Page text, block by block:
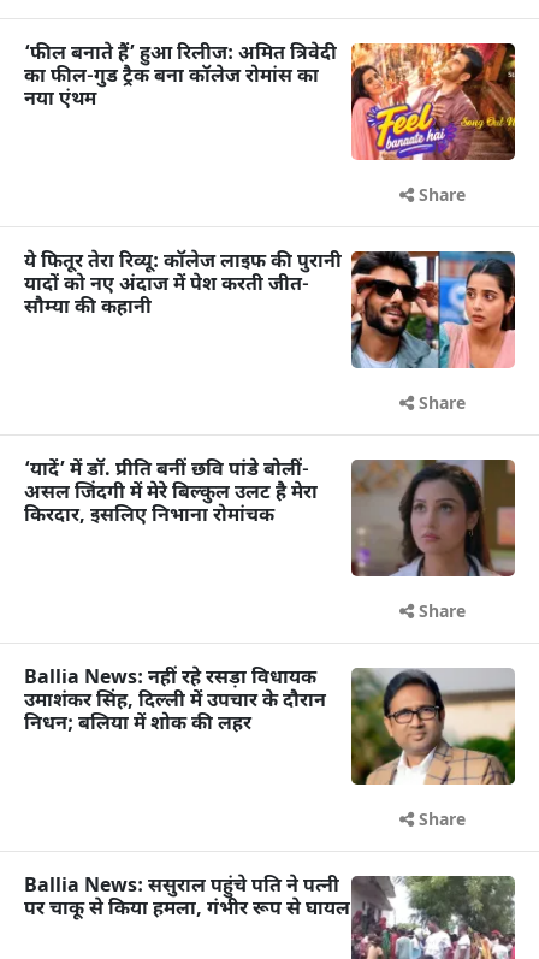
‘फील बनाते हैं’ हुआ रिलीज: अमित त्रिवेदी
का फील-गुड ट्रैक बना कॉलेज रोमांस का
नया एंथम
Share
ये फितूर तेरा रिव्यू: कॉलेज लाइफ की पुरानी
यादों को नए अंदाज में पेश करती जीत-
सौम्या की कहानी
Share
‘यादें’ में डॉ. प्रीति बनीं छवि पांडे बोलीं-
असल जिंदगी में मेरे बिल्कुल उलट है मेरा
किरदार, इसलिए निभाना रोमांचक
Share
Ballia News: नहीं रहे रसड़ा विधायक
उमाशंकर सिंह, दिल्ली में उपचार के दौरान
निधन; बलिया में शोक की लहर
Share
Ballia News: ससुराल पहुंचे पति ने पत्नी
पर चाकू से किया हमला, गंभीर रूप से घायल